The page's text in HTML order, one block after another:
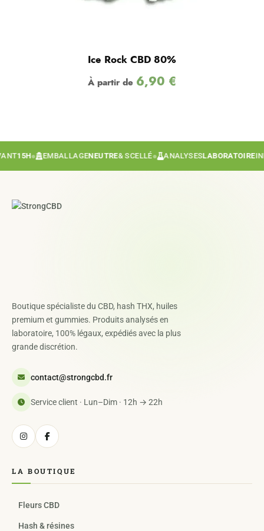
Ice Rock CBD 80%
À partir de 6,90 €
15H● EMBALLAGENEUTRE& SCELLÉ● ANALYSESLABORATOIRE
Boutique spécialiste du CBD, hash THX, huiles
premium et gummies. Produits analysés en
laboratoire, 100% légaux, expédiés avec la plus
grande discrétion.
contact@strongcbd.fr
Service client · Lun–Dim · 12h → 22h
LA BOUTIQUE
Fleurs CBD
Hash & résines